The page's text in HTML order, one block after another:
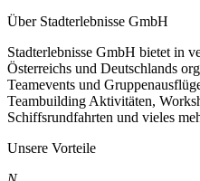
Über Stadterlebnisse GmbH
Stadterlebnisse GmbH bietet in
Österreichs und Deutschlands
Teamevents und
Teambuilding Aktivitäten,
Schiffsrundfahrten und vieles
Unsere Vorteile